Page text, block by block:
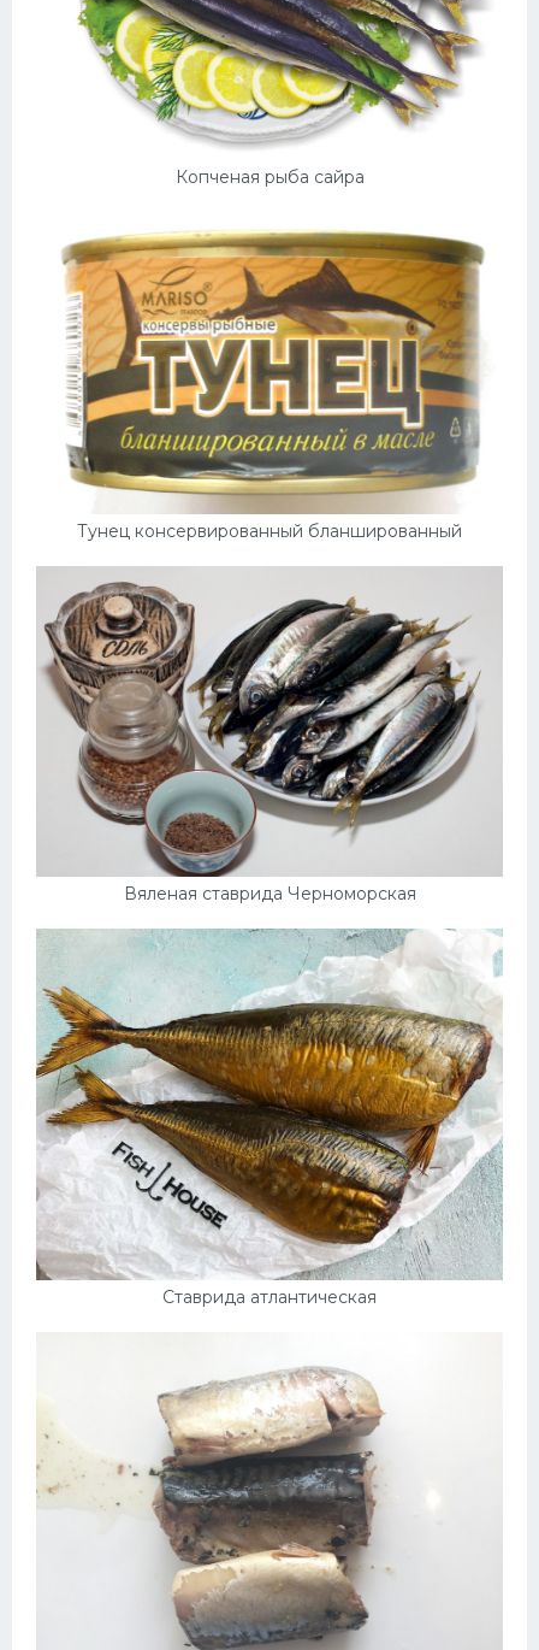
Копченая рыба сайра
Тунец консервированный бланшированный
Вяленая ставрида Черноморская
Ставрида атлантическая